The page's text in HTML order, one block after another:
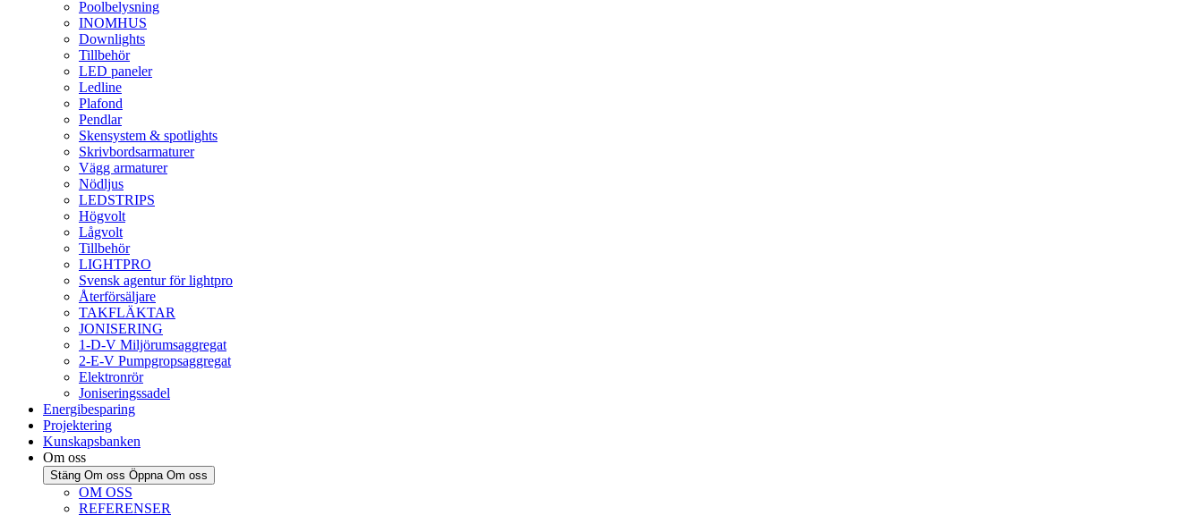
Poolbelysning
INOMHUS
Downlights
Tillbehör
LED paneler
Ledline
Plafond
Pendlar
Skensystem & spotlights
Skrivbordsarmaturer
Vägg armaturer
Nödljus
LEDSTRIPS
Högvolt
Lågvolt
Tillbehör
LIGHTPRO
Svensk agentur för lightpro
Återförsäljare
TAKFLÄKTAR
JONISERING
1-D-V Miljörumsaggregat
2-E-V Pumpgropsaggregat
Elektronrör
Joniseringssadel
Energibesparing
Projektering
Kunskapsbanken
Om oss
Stäng Om oss Öppna Om oss
OM OSS
REFERENSER